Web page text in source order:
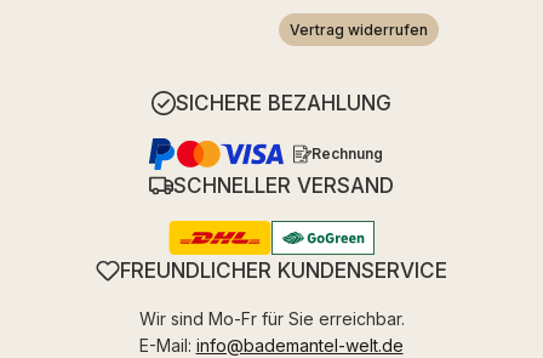
Vertrag widerrufen
SICHERE BEZAHLUNG
Rechnung
SCHNELLER VERSAND
FREUNDLICHER KUNDENSERVICE
Wir sind Mo-Fr für Sie erreichbar.
E-Mail: info@bademantel-welt.de